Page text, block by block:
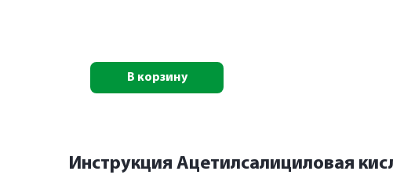
В корзину
Инструкция Ацетилсалициловая